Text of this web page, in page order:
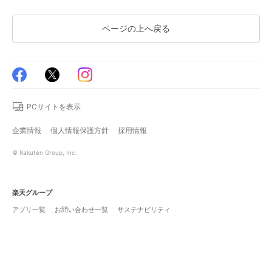
ページの上へ戻る
PCサイトを表示
企業情報 個人情報保護方針 採用情報
© Rakuten Group, Inc.
楽天グループ
アプリ一覧
お問い合わせ一覧 サステナビリティ